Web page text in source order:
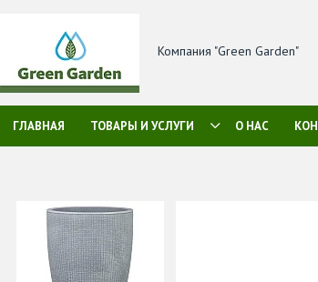
Компания "Green Garden"
ГЛАВНАЯ ТОВАРЫ И УСЛУГИ О НАС